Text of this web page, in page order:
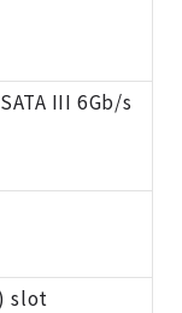
III 6Gb/s
slot